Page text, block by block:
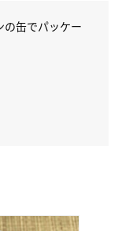
の缶でパッケー